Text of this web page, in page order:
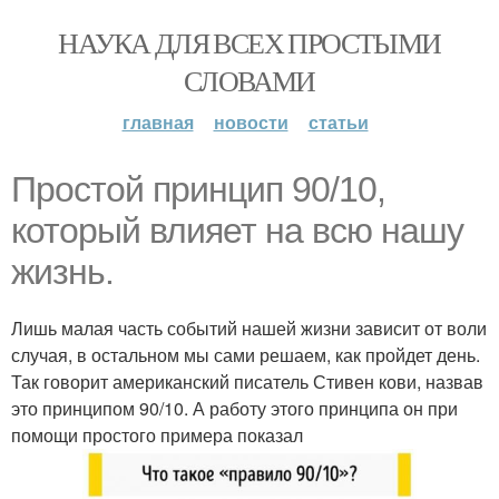
НАУКА ДЛЯ ВСЕХ ПРОСТЫМИ
СЛОВАМИ
главная новости статьи
Простой принцип 90/10,
который влияет на всю нашу
жизнь.
Лишь малая часть событий нашей жизни зависит от воли
случая, в остальном мы сами решаем, как пройдет день.
Так говорит американский писатель Стивен кови, назвав
это принципом 90/10. А работу этого принципа он при
помощи простого примера показал